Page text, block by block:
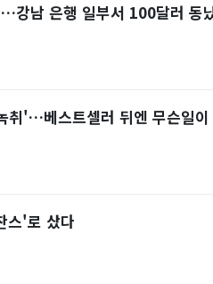
강남 은행 일부서 100달러 동
취'…베스트셀러 뒤엔 무슨일이
스'로 샀다